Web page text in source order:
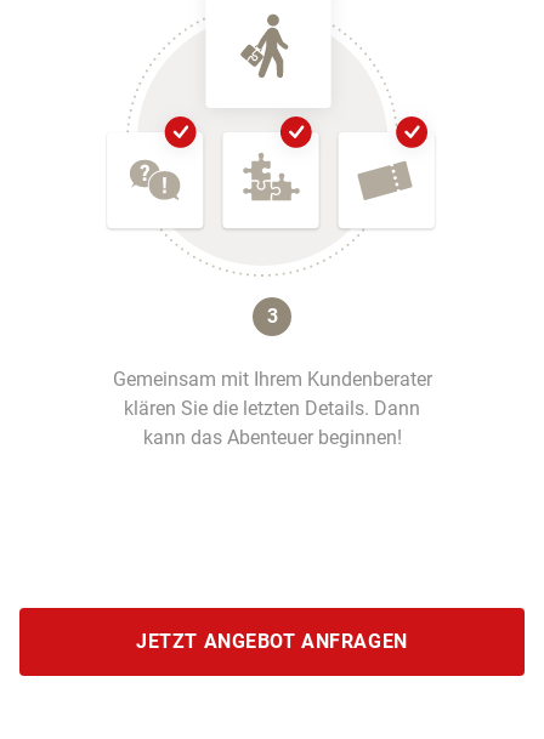
JETZT ANGEBOT ANFRAGEN
3
Gemeinsam mit Ihrem Kundenberater
klären Sie die letzten Details. Dann
kann das Abenteuer beginnen!